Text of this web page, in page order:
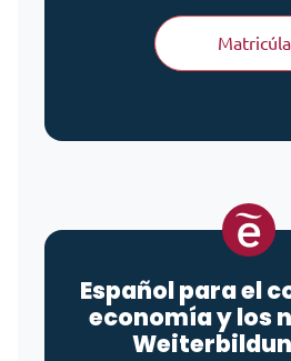
Español para el
economía y los